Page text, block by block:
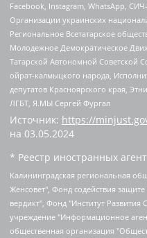
Facebook, Instagram, WhatsApp,
Организации украинских
Региональное Всетатарское
Молодежное Демократическое
Татарской Автономной Советской
ойрат-калмыцкого народа,
депутатов Красноярского края,
ЛГБТ, Я.МЫ Сергей Фургал
Источник: https://
на 03.05.2024
* Реестр иностранных
Калининградская региональная общественная организация "Экозащита!-Женсовет", Фонд содействия защите прав и свобод граждан "Общественный вердикт", Фонд "Институт Развития Свободы Информации", Частное учреждение "Информационное агентство МЕМО. РУ", Региональная общественная организация "Общественная комиссия по сохранению наследия академика Сахарова", Фонд поддержки свободы прессы, Санкт-Петербургская общественная правозащитная организация "Гражданский контроль", Межрегиональная общественная организация "Информационно-просветительский центр "Мемориал", Региональный Фонд "Центр Защиты Прав Средств Массовой Информации", с 05.12.2023 Фонд "Центр Защиты Прав Средств массовой информации", Региональная общественная благотворительная организация помощи беженцам и мигрантам "Гражданское содействие", Негосударственное образовательное учреждение дополнительного профессионального образования (повышение квалификации) специалистов "АКАДЕМИЯ ПО ПРАВАМ ЧЕЛОВЕКА", Свердловская региональная общественная организация "Сутяжник", Автономная некоммерческая организация "Центр независимых социологических исследований", Союз общественных объединений "Российский исследовательский центр по правам человека", Региональное общественное учреждение научно-информационный центр "МЕМОРИАЛ", Некоммерческая организация "Фонд защиты гласности", Автономная некоммерческая организация "Институт прав человека", Городская общественная организация "Екатеринбургское общество "МЕМОРИАЛ", Городская общественная организация "Рязанское историко-просветительское и правозащитное общество "Мемориал" (Рязанский Мемориал), Челябинский региональный орган общественной самодеятельности – женское общественное объединение "Женщины Евразии", Челябинский региональный орган общественной самодеятельности "Уральская правозащитная группа", Фонд содействия защите здоровья и социальной справедливости имени Андрея Рылькова, Автономная Некоммерческая Организация "Аналитический Центр Юрия Левады", Автономная некоммерческая организация социальной поддержки населения "Проект Апрель", Региональная общественная организация помощи женщинам и детям, находящимся в кризисной ситуации "Информационно-методический центр "Анна", Фонд содействия развитию массовых коммуникаций и правовому просвещению "Так-так-Так", Фонд содействия устойчивому развитию "Серебряная тайга", Свердловский региональный общественный фонд социальных проектов "Новое время", "Idel.Реалии", Кавказ.Реалии, Крым.Реалии, Телеканал Настоящее Время, Татаро-башкирская служба Радио Свобода (Azatliq Radiosi), Радио Свободная Европа/Радио Свобода (PCE/PC), "Сибирь.Реалии", "Фактограф", Благотворительный фонд помощи осужденным и их семьям, Автономная некоммерческая организация "Институт глобализации и социальных движений", Фонд "В защиту прав заключенных", Частное учреждение "Центр поддержки и содействия развитию средств массовой информации", Пензенский региональный общественный благотворительный фонд "Гражданский союз", "Север.Реалии", Некоммерческая организация Фонд "Правовая инициатива", Общество с ограниченной ответственностью "Радио Свободная Европа/Радио Свобода", Чешское информационное агентство "MEDIUM-ORIENT", Красноярская региональная общественная организация "Мы против СПИДа", Камалягин Денис Николаевич, Маркелов Сергей Евгеньевич, Пономарев Лев Александрович, Савицкая Людмила Алексеевна, Автономная некоммерческая организация "Центр по работе с проблемой насилия "НАСИЛИЮ.НЕТ", Межрегиональный профессиональный союз работников здравоохранения "Альянс врачей", Юридическое лицо, зарегистрированное в Латвийской Республике, SIA "Medusa Project" (регистрационный номер 40103797863, дата регистрации 10.06.2014), Некоммерческая организация "Фонд по борьбе с коррупцией", Автономная некоммерческая организация "Институт права и публичной политики", Баданин Роман Сергеевич, Гликин Максим Александрович, Железнова Мария Михайловна, Лукьянова Юлия Сергеевна, Маетная Елизавета Витальевна, Маняхин Петр Борисович, Чуракова Ольга Владимировна, Ярош Юлия Петровна, Юридическое лицо "The Insider SIA", зарегистрированное в Риге, Латвийская Республика (дата регистрации 26.06.2015), являющееся администратором доменного имени интернет-издания "The Insider SIA", https://theins.ru, Постернак Алексей Евгеньевич, Рубин Михаил Аркадьевич, Анин Роман Александрович, Юридическое лицо Istories fonds, зарегистрированное в Латвийской Республике (регистрационный номер 50008295751, дата регистрации 24.02.2020), Великовский Дмитрий Александрович, Долинина Ирина Николаевна, Мароховская Алеся Алексеевна, Шлейнов Роман Юрьевич, Шмагун Олеся Валентиновна, Общество с ограниченной ответственностью "Альтаир 2021", Общество с ограниченной ответственностью "Вега 2021", Общество с ограниченной ответственностью "Главный редактор 2021",